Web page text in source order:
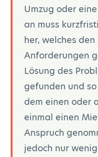
Umzug oder
an muss
her, welches
Anforderungen
Lösung des
gefunden und
dem einen oder
einmal einen
Anspruch
jedoch nur